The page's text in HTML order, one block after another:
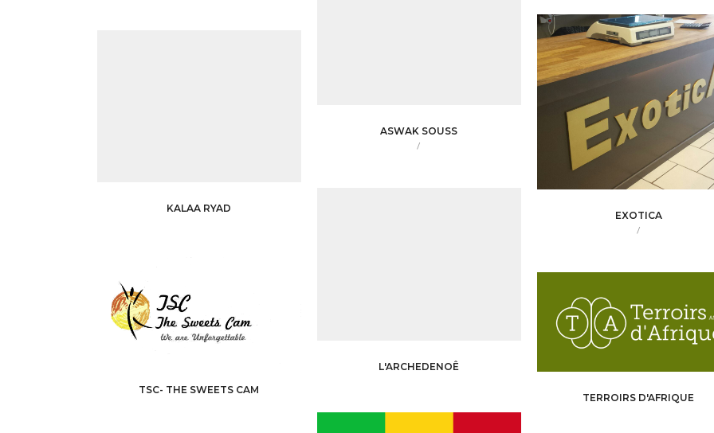
ASWAK SOUSS
/
EXOTICA
/
KALAA RYAD
L'ARCHEDENOÊ
TSC- THE SWEETS CAM
TERROIRS D'AFRIQUE